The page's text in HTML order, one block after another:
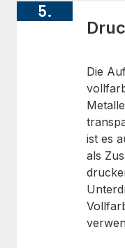
5.
Die
ist es
als